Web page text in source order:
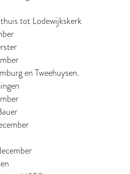
tot Lodewijkskerk
en Tweehuysen.